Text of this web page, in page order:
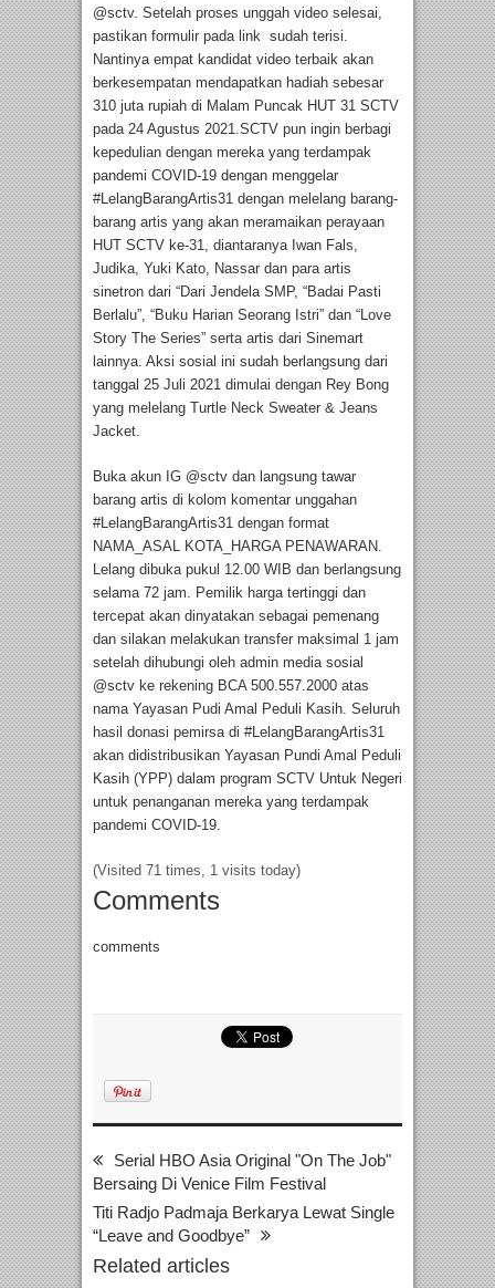
@sctv. Setelah proses unggah video selesai,
pastikan formulir pada link sudah terisi.
Nantinya empat kandidat video terbaik akan
berkesempatan mendapatkan hadiah sebesar
310 juta rupiah di Malam Puncak HUT 31 SCTV
pada 24 Agustus 2021.SCTV pun ingin berbagi
kepedulian dengan mereka yang terdampak
pandemi COVID-19 dengan menggelar
#LelangBarangArtis31 dengan melelang barang-
barang artis yang akan meramaikan perayaan
HUT SCTV ke-31, diantaranya Iwan Fals,
Judika, Yuki Kato, Nassar dan para artis
sinetron dari “Dari Jendela SMP, “Badai Pasti
Berlalu”, “Buku Harian Seorang Istri” dan “Love
Story The Series” serta artis dari Sinemart
lainnya. Aksi sosial ini sudah berlangsung dari
tanggal 25 Juli 2021 dimulai dengan Rey Bong
yang melelang Turtle Neck Sweater & Jeans
Jacket.
Buka akun IG @sctv dan langsung tawar
barang artis di kolom komentar unggahan
#LelangBarangArtis31 dengan format
NAMA_ASAL KOTA_HARGA PENAWARAN.
Lelang dibuka pukul 12.00 WIB dan berlangsung
selama 72 jam. Pemilik harga tertinggi dan
tercepat akan dinyatakan sebagai pemenang
dan silakan melakukan transfer maksimal 1 jam
setelah dihubungi oleh admin media sosial
@sctv ke rekening BCA 500.557.2000 atas
nama Yayasan Pudi Amal Peduli Kasih. Seluruh
hasil donasi pemirsa di #LelangBarangArtis31
akan didistribusikan Yayasan Pundi Amal Peduli
Kasih (YPP) dalam program SCTV Untuk Negeri
untuk penanganan mereka yang terdampak
pandemi COVID-19.
(Visited 71 times, 1 visits today)
Comments
comments
Serial HBO Asia Original "On The Job"
Bersaing Di Venice Film Festival
Titi Radjo Padmaja Berkarya Lewat Single
“Leave and Goodbye”
Related articles